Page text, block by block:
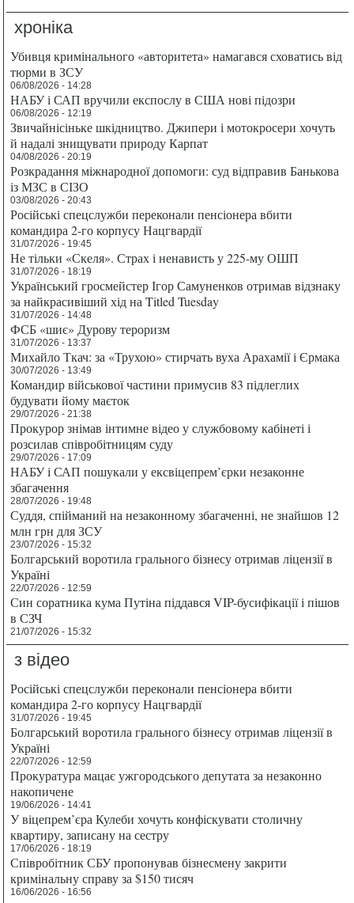
хроніка
Убивця кримінального «авторитета» намагався сховатись від
тюрми в ЗСУ
06/08/2026 - 14:28
НАБУ і САП вручили експослу в США нові підозри
06/08/2026 - 12:19
Звичайнісіньке шкідництво. Джипери і мотокросери хочуть
й надалі знищувати природу Карпат
04/08/2026 - 20:19
Розкрадання міжнародної допомоги: суд відправив Банькова
із МЗС в СІЗО
03/08/2026 - 20:43
Російські спецслужби переконали пенсіонера вбити
командира 2-го корпусу Нацгвардії
31/07/2026 - 19:45
Не тільки «Скеля». Страх і ненависть у 225-му ОШП
31/07/2026 - 18:19
Український гросмейстер Ігор Самуненков отримав відзнаку
за найкрасивіший хід на Titled Tuesday
31/07/2026 - 14:48
ФСБ «шиє» Дурову тероризм
31/07/2026 - 13:37
Михайло Ткач: за «Трухою» стирчать вуха Арахамії і Єрмака
30/07/2026 - 13:49
Командир військової частини примусив 83 підлеглих
будувати йому маєток
29/07/2026 - 21:38
Прокурор знімав інтимне відео у службовому кабінеті і
розсилав співробітницям суду
29/07/2026 - 17:09
НАБУ і САП пошукали у ексвіцепрем’єрки незаконне
збагачення
28/07/2026 - 19:48
Суддя, спійманий на незаконному збагаченні, не знайшов 12
млн грн для ЗСУ
23/07/2026 - 15:32
Болгарський воротила грального бізнесу отримав ліцензії в
Україні
22/07/2026 - 12:59
Син соратника кума Путіна піддався VIP-бусифікації і пішов
в СЗЧ
21/07/2026 - 15:32
з відео
Російські спецслужби переконали пенсіонера вбити
командира 2-го корпусу Нацгвардії
31/07/2026 - 19:45
Болгарський воротила грального бізнесу отримав ліцензії в
Україні
22/07/2026 - 12:59
Прокуратура мацає ужгородського депутата за незаконно
накопичене
19/06/2026 - 14:41
У віцепрем’єра Кулеби хочуть конфіскувати столичну
квартиру, записану на сестру
17/06/2026 - 18:19
Співробітник СБУ пропонував бізнесмену закрити
кримінальну справу за $150 тисяч
16/06/2026 - 16:56